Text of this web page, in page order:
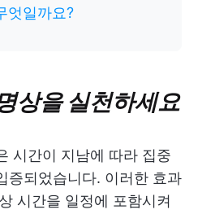
엇일까요?
상을 실천하세요
시간이 지남에 따라 집중
증되었습니다. 이러한 효과
시간을 일정에 포함시켜